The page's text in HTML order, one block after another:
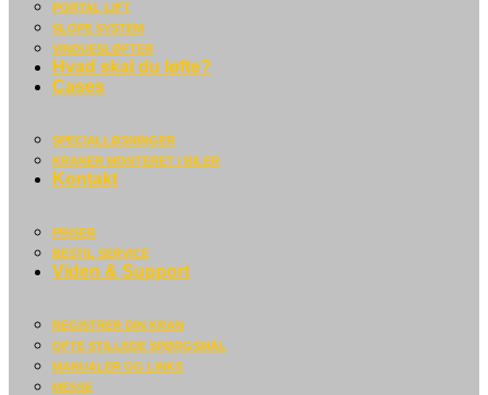
PORTAL LIFT
SLOPE SYSTEM
VINDUESLØFTER
Hvad skal du løfte?
Cases
SPECIALLØSNINGER
KRANER MONTERET I BILER
Kontakt
PRISER
BESTIL SERVICE
Viden & Support
REGISTRER DIN KRAN
OFTE STILLEDE SPØRGSMÅL
MANUALER OG LINKS
MESSE